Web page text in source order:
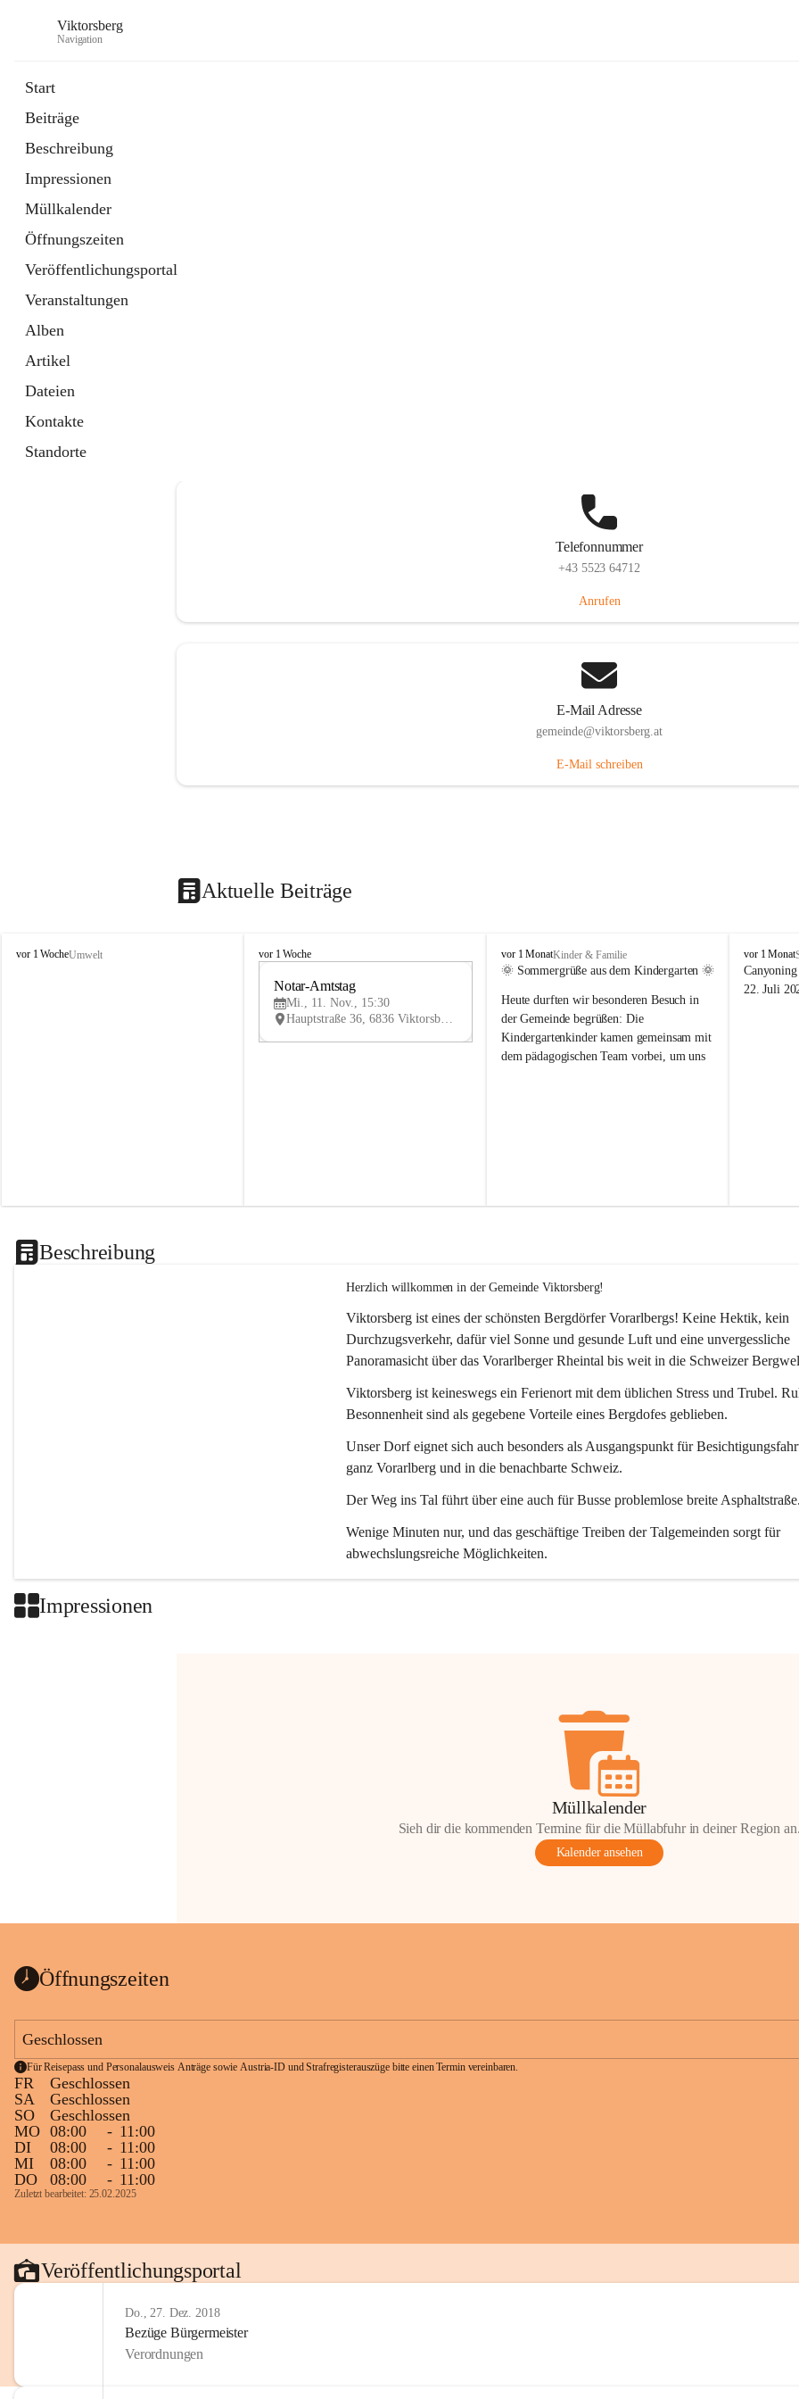
Viktorsberg
Navigation
Start
Beiträge
Beschreibung
Impressionen
Müllkalender
Öffnungszeiten
Veröffentlichungsportal
Veranstaltungen
Alben
Artikel
Dateien
Kontakte
Standorte
Telefonnummer
+43 5523 64712
Anrufen
E-Mail Adresse
gemeinde@viktorsberg.at
E-Mail schreiben
Aktuelle Beiträge
V
vor 1 WocheUmwelt
V
vor 1 Woche
V
Notar-Amtstag
Mi., 11. Nov., 15:30
Hauptstraße 36, 6836 Viktorsberg, AUT
V
i
t
o
r
s
vor 1 MonatKinder & Familie
🌞 Sommergrüße aus dem Kindergarten 🌞
Heute durften wir besonderen Besuch in
der Gemeinde begrüßen: Die
Kindergartenkinder kamen gemeinsam mit
dem pädagogischen Team vorbei, um uns
V
i
k
vor 1 Monat
22. Juli
Beschreibung
Herzlich willkommen in der Gemeinde Viktorsberg!
Viktorsberg ist eines der schönsten Bergdörfer Vorarlbergs! Keine Hektik, kein
Durchzugsverkehr, dafür viel Sonne und gesunde Luft und eine unvergessliche
Panoramasicht über das Vorarlberger Rheintal bis weit in die Schweizer
Viktorsberg ist keineswegs ein Ferienort mit dem üblichen Stress und Trubel.
Besonnenheit sind als gegebene Vorteile eines Bergdofes geblieben.
Unser Dorf eignet sich auch besonders als Ausgangspunkt für
ganz Vorarlberg und in die benachbarte Schweiz.
Der Weg ins Tal führt über eine auch für Busse problemlose breite
Wenige Minuten nur, und das geschäftige Treiben der Talgemeinden sorgt für
abwechslungsreiche Möglichkeiten.
Impressionen
Müllkalender
Sieh dir die kommenden Termine für die Müllabfuhr in deiner Region
Kalender ansehen
Öffnungszeiten
Geschlossen
Für Reisepass und Personalausweis Anträge sowie Austria-ID und Strafregisterauszüge bitte einen Termin vereinbaren.
FR
Geschlossen
SA
Geschlossen
SO
Geschlossen
MO 08:00 - 11:00
DI
08:00 - 11:00
MI
08:00 - 11:00
DO
08:00 - 11:00
Zuletzt bearbeitet: 25.02.2025
Veröffentlichungsportal
Do., 27. Dez. 2018
Bezüge Bürgermeister
Verordnungen